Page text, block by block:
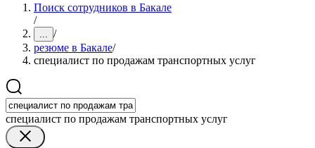
Поиск сотрудников в Бакале
/
... /
резюме в Бакале/
специалист по продажам транспортных услуг
специалист по продажам транспортных услуг